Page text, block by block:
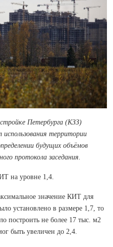
Петербурга (КЗЗ)
территории
будущих объёмов
протокола заседания.
на уровне 1,4.
значение КИТ для
установлено в размере 1,7, то
построить не более 17 тыс. м2
быть увеличен до 2,4.